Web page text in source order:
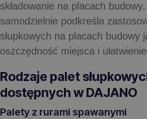
składowanie na placach
samodzielnie podkreśla
słupkowych na placach budowy
oszczędność miejsca i
Rodzaje palet
dostępnych w DAJANO
Palety z rurami spawanymi